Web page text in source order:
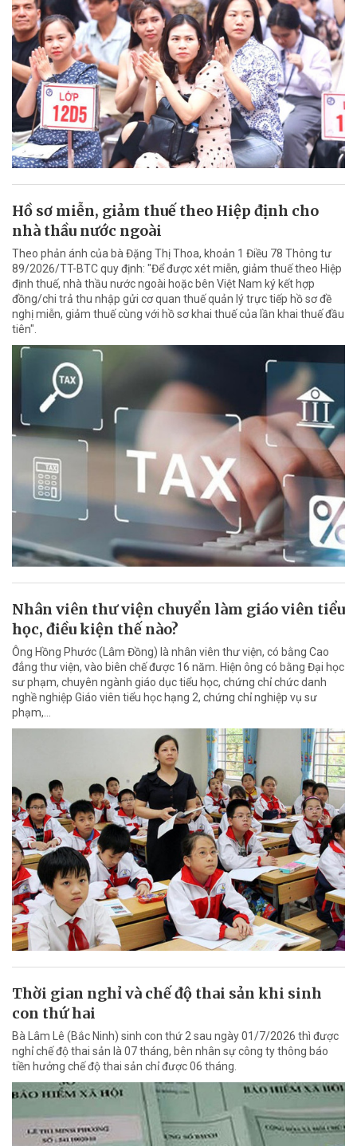
Hồ sơ miễn, giảm thuế theo Hiệp định cho
nhà thầu nước ngoài
Theo phản ánh của bà Đặng Thị Thoa, khoản 1 Điều 78 Thông tư
89/2026/TT-BTC quy định: "Để được xét miễn, giảm thuế theo Hiệp
định thuế, nhà thầu nước ngoài hoặc bên Việt Nam ký kết hợp
đồng/chi trả thu nhập gửi cơ quan thuế quản lý trực tiếp hồ sơ đề
nghị miễn, giảm thuế cùng với hồ sơ khai thuế của lần khai thuế đầu
tiên".
Nhân viên thư viện chuyển làm giáo viên tiểu
học, điều kiện thế nào?
Ông Hồng Phước (Lâm Đồng) là nhân viên thư viện, có bằng Cao
đẳng thư viện, vào biên chế được 16 năm. Hiện ông có bằng Đại học
sư phạm, chuyên ngành giáo dục tiểu học, chứng chỉ chức danh
nghề nghiệp Giáo viên tiểu học hạng 2, chứng chỉ nghiệp vụ sư
phạm,…
Thời gian nghỉ và chế độ thai sản khi sinh
con thứ hai
Bà Lâm Lê (Bắc Ninh) sinh con thứ 2 sau ngày 01/7/2026 thì được
nghỉ chế độ thai sản là 07 tháng, bên nhân sự công ty thông báo
tiền hưởng chế độ thai sản chỉ được 06 tháng.